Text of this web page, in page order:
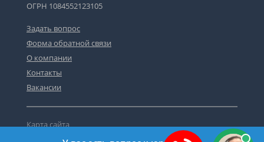
ОГРН 1084552123105
Задать вопрос
Форма обратной связи
О компании
Контакты
Вакансии
Карта сайта
Политика персональных данных